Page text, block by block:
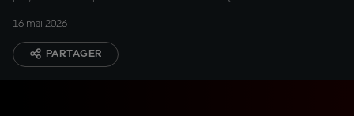
16 mai 2026
PARTAGER